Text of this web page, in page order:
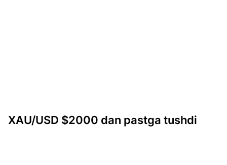
XAU/USD $2000 dan pastga tushdi